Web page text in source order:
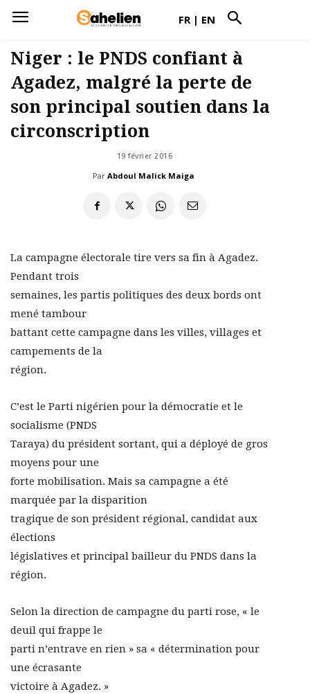
FR | EN
Niger : le PNDS confiant à
Agadez, malgré la perte de
son principal soutien dans la
circonscription
19 février 2016
Par Abdoul Malick Maiga
La campagne électorale tire vers sa fin à Agadez.
Pendant trois
semaines, les partis politiques des deux bords ont
mené tambour
battant cette campagne dans les villes, villages et
campements de la
région.
C’est le Parti nigérien pour la démocratie et le
socialisme (PNDS
Taraya) du président sortant, qui a déployé de gros
moyens pour une
forte mobilisation. Mais sa campagne a été
marquée par la disparition
tragique de son président régional, candidat aux
élections
législatives et principal bailleur du PNDS dans la
région.
Selon la direction de campagne du parti rose, « le
deuil qui frappe le
parti n’entrave en rien » sa « détermination pour
une écrasante
victoire à Agadez. »